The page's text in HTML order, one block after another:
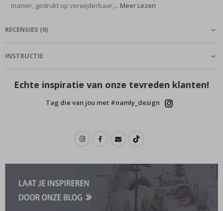
manier, gedrukt op verwijderbaar,... Meer Lezen
RECENSIES (0)
INSTRUCTIE
Echte inspiratie van onze tevreden klanten!
Tag die van jou met #namly_design